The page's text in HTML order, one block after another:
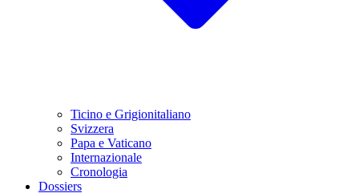
Ticino e Grigionitaliano
Svizzera
Papa e Vaticano
Internazionale
Cronologia
Dossiers